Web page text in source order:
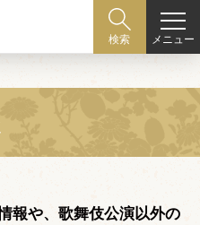
検索 メニュー
報や、歌舞伎公演以外の